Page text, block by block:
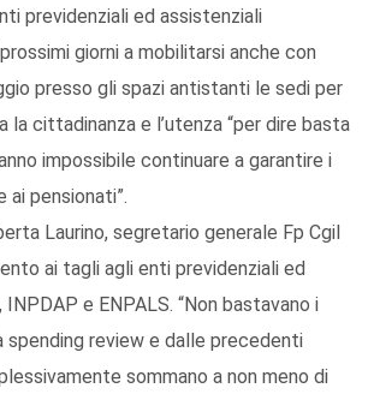
previdenziali ed assistenziali
giorni a mobilitarsi anche con
presso gli spazi antistanti le sedi per
cittadinanza e l’utenza “per dire basta
impossibile continuare a garantire i
ai pensionati”.
Laurino, segretario generale Fp Cgil
ai tagli agli enti previdenziali ed
e ENPALS. “Non bastavano i
review e dalle precedenti
sommano a non meno di